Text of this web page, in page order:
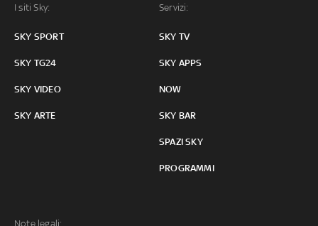
I siti Sky:
SKY SPORT
SKY TG24
SKY VIDEO
SKY ARTE
Servizi:
SKY TV
SKY APPS
NOW
SKY BAR
SPAZI SKY
PROGRAMMI
Note legali: